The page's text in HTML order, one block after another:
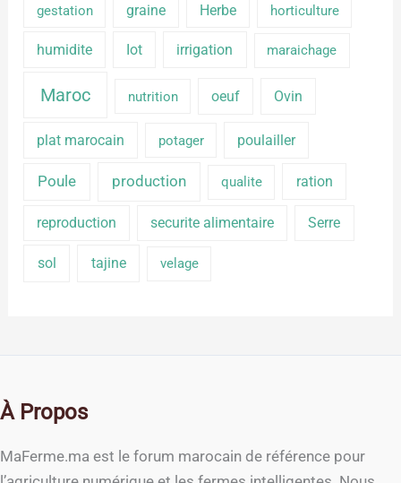
gestation graine Herbe horticulture
humidite Iot irrigation maraichage
Maroc nutrition oeuf Ovin
plat marocain potager poulailler
Poule production qualite ration
reproduction securite alimentaire Serre
sol tajine velage
À Propos
MaFerme.ma est le forum marocain de référence pour